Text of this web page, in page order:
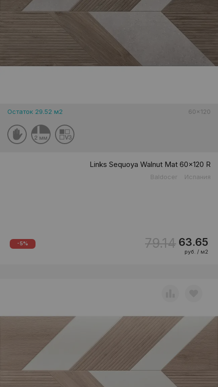
Остаток 29.52 м2 60x120
Links Sequoya Walnut Mat 60x120 R
Baldocer Испания
-5% 79.14 63.65
руб. / м2